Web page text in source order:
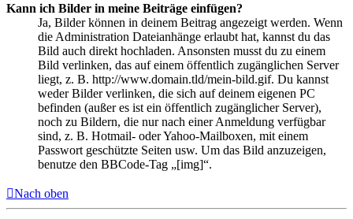
Kann ich Bilder in meine Beiträge einfügen?
Ja, Bilder können in deinem Beitrag angezeigt werden. Wenn
die Administration Dateianhänge erlaubt hat, kannst du das
Bild auch direkt hochladen. Ansonsten musst du zu einem
Bild verlinken, das auf einem öffentlich zugänglichen Server
liegt, z. B. http://www.domain.tld/mein-bild.gif. Du kannst
weder Bilder verlinken, die sich auf deinem eigenen PC
befinden (außer es ist ein öffentlich zugänglicher Server),
noch zu Bildern, die nur nach einer Anmeldung verfügbar
sind, z. B. Hotmail- oder Yahoo-Mailboxen, mit einem
Passwort geschützte Seiten usw. Um das Bild anzuzeigen,
benutze den BBCode-Tag „[img]“.
Nach oben